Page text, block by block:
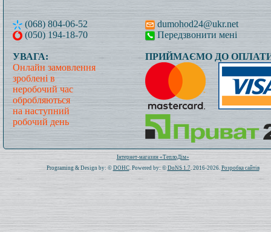
(068) 804-06-52
(050) 194-18-70
dumohod24@ukr.net
Передзвонити мені
УВАГА:
Онлайн замовлення
зроблені в
неробочий час
обробляються
на наступний
робочий день
ПРИЙМАЄМО ДО
Всього: 1021346 Сьогодні: 456
Інтернет-магазин «ТеплоДім»
Programing & Design by: © DOHC. Powered by: ©DoNS 1.7. 2016-2026. Розробка сайтів